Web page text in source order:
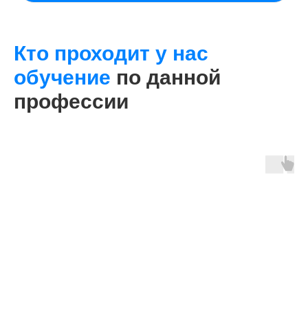
Кто проходит у нас
обучение по данной
профессии